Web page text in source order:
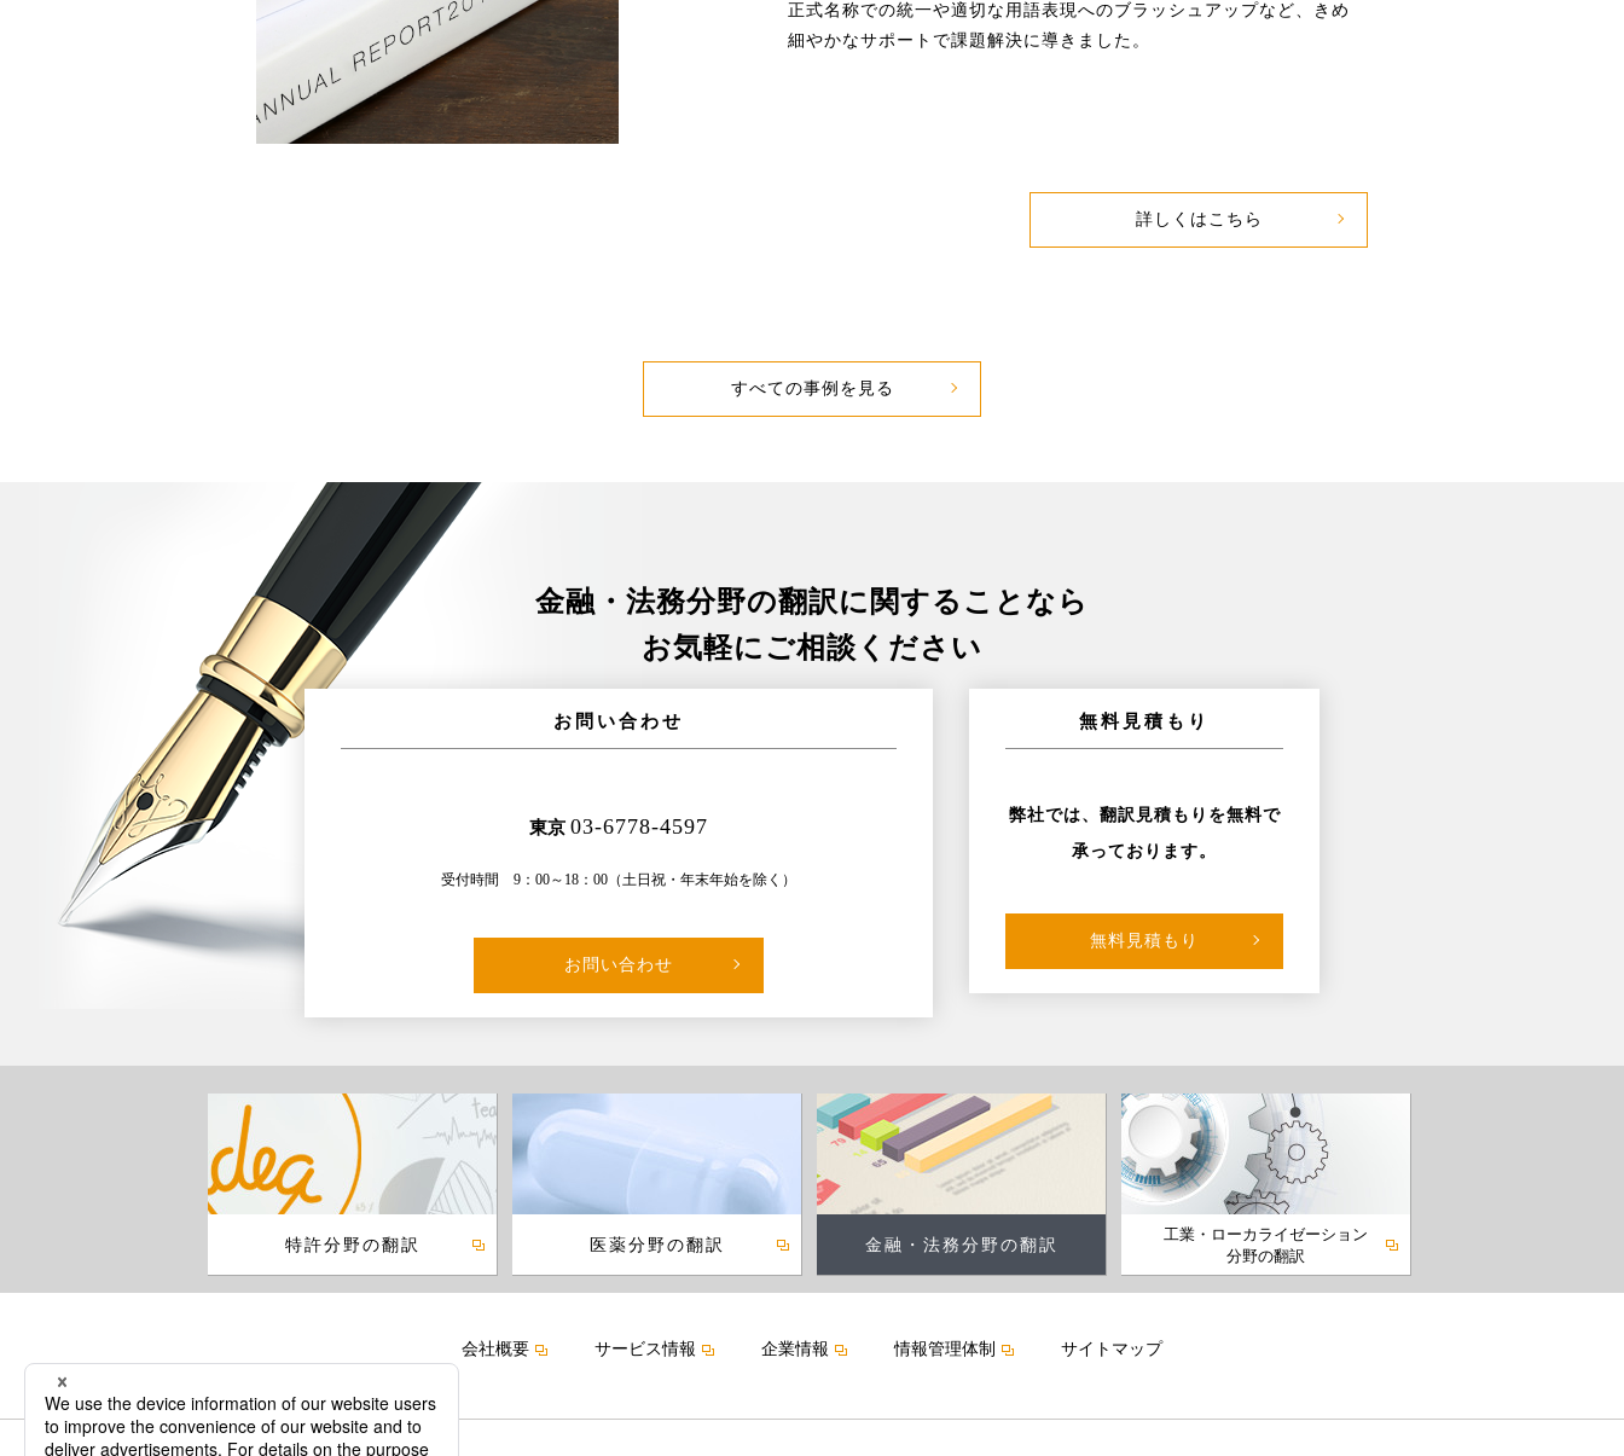
正式名称での統一や適切な用語表現へのブラッシュアップなど、きめ
細やかなサポートで課題解決に導きました。
詳しくはこちら
すべての事例を見る
金融・法務分野の翻訳に関することなら
お気軽にご相談ください
お問い合わせ
東京 03-6778-4597
受付時間 9：00～18：00 （土日祝・年末年始を除く）
お問い合わせ
無料見積もり
弊社では、翻訳見積もりを無料で
承っております。
無料見積もり
特許分野の翻訳 医薬分野の翻訳 金融・法務分野の翻訳
工業・ローカライゼーション
分野の翻訳
会社概要 サービス情報 企業情報 情報管理体制 サイトマップ